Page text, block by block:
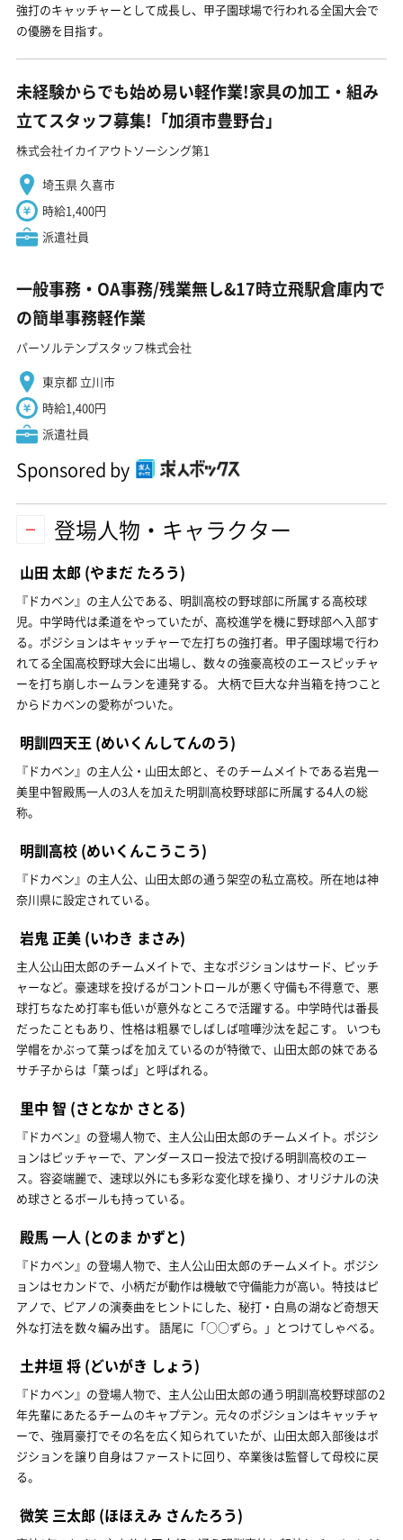
強打のキャッチャーとして成長し、甲子園球場で行われる全国大会で
の優勝を目指す。
未経験からでも始め易い軽作業!家具の加工・組み
立てスタッフ募集!「加須市豊野台」
株式会社イカイアウトソーシング第1
埼玉県 久喜市
時給1,400円
派遣社員
一般事務・OA事務/残業無し&17時立飛駅倉庫内で
の簡単事務軽作業
パーソルテンプスタッフ株式会社
東京都 立川市
時給1,400円
派遣社員
Sponsored by
登場人物・キャラクター
山田 太郎 (やまだ たろう)
『ドカベン』の主人公である、明訓高校の野球部に所属する高校球
児。中学時代は柔道をやっていたが、高校進学を機に野球部へ入部す
る。ポジションはキャッチャーで左打ちの強打者。甲子園球場で行わ
れてる全国高校野球大会に出場し、数々の強豪高校のエースピッチャ
ーを打ち崩しホームランを連発する。 大柄で巨大な弁当箱を持つこと
からドカベンの愛称がついた。
明訓四天王 (めいくんしてんのう)
『ドカベン』の主人公・山田太郎と、そのチームメイトである岩鬼一
美里中智殿馬一人の3人を加えた明訓高校野球部に所属する4人の総
称。
明訓高校 (めいくんこうこう)
『ドカベン』の主人公、山田太郎の通う架空の私立高校。所在地は神
奈川県に設定されている。
岩鬼 正美 (いわき まさみ)
主人公山田太郎のチームメイトで、主なポジションはサード、ピッチ
ャーなど。豪速球を投げるがコントロールが悪く守備も不得意で、悪
球打ちなため打率も低いが意外なところで活躍する。中学時代は番長
だったこともあり、性格は粗暴でしばしば喧嘩沙汰を起こす。 いつも
学帽をかぶって葉っぱを加えているのが特徴で、山田太郎の妹である
サチ子からは「葉っぱ」と呼ばれる。
里中 智 (さとなか さとる)
『ドカベン』の登場人物で、主人公山田太郎のチームメイト。ポジシ
ョンはピッチャーで、アンダースロー投法で投げる明訓高校のエー
ス。容姿端麗で、速球以外にも多彩な変化球を操り、オリジナルの決
め球さとるボールも持っている。
殿馬 一人 (とのま かずと)
『ドカベン』の登場人物で、主人公山田太郎のチームメイト。ポジシ
ョンはセカンドで、小柄だが動作は機敏で守備能力が高い。特技はピ
アノで、ピアノの演奏曲をヒントにした、秘打・白鳥の湖など奇想天
外な打法を数々編み出す。 語尾に「○○ずら。」とつけてしゃべる。
土井垣 将 (どいがき しょう)
『ドカベン』の登場人物で、主人公山田太郎の通う明訓高校野球部の2
年先輩にあたるチームのキャプテン。元々のポジションはキャッチャ
ーで、強肩豪打でその名を広く知られていたが、山田太郎入部後はポ
ジションを譲り自身はファーストに回り、卒業後は監督して母校に戻
る。
微笑 三太郎 (ほほえみ さんたろう)